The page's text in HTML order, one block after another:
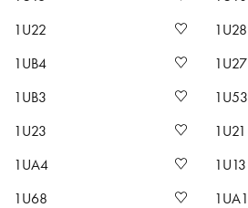
1U22
1U28
1UB4
1U27
1UB3
1U53
1U23
1U21
1UA4
1U13
1U68
1UA1